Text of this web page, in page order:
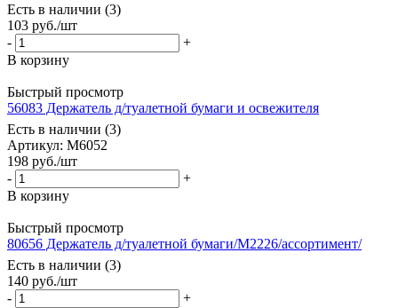
Есть в наличии (3)
103 руб./шт
-
+
В корзину
Быстрый просмотр
56083 Держатель д/туалетной бумаги и освежителя
Есть в наличии (3)
Артикул: М6052
198 руб./шт
-
+
В корзину
Быстрый просмотр
80656 Держатель д/туалетной бумаги/М2226/ассортимент/
Есть в наличии (3)
140 руб./шт
-
+